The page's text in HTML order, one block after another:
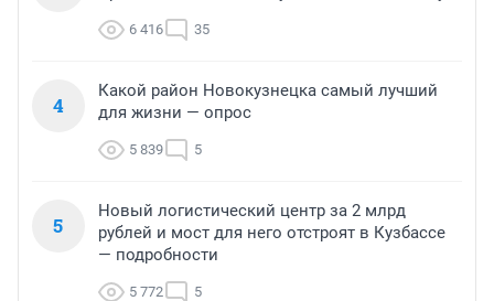
6 416 35
4
Какой район Новокузнецка самый лучший
для жизни — опрос
5 839 5
5
Новый логистический центр за 2 млрд
рублей и мост для него отстроят в Кузбассе
— подробности
5 772 5